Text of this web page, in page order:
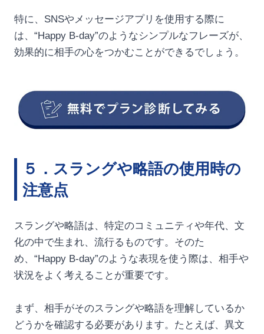
特に、SNSやメッセージアプリを使用する際に
は、“Happy B-day”のようなシンプルなフレーズが、
効果的に相手の心をつかむことができるでしょう。
５．スラングや略語の使用時の
注意点
スラングや略語は、特定のコミュニティや年代、文
化の中で生まれ、流行るものです。そのた
め、“Happy B-day”のような表現を使う際は、相手や
状況をよく考えることが重要です。
まず、相手がそのスラングや略語を理解しているか
どうかを確認する必要があります。たとえば、異文